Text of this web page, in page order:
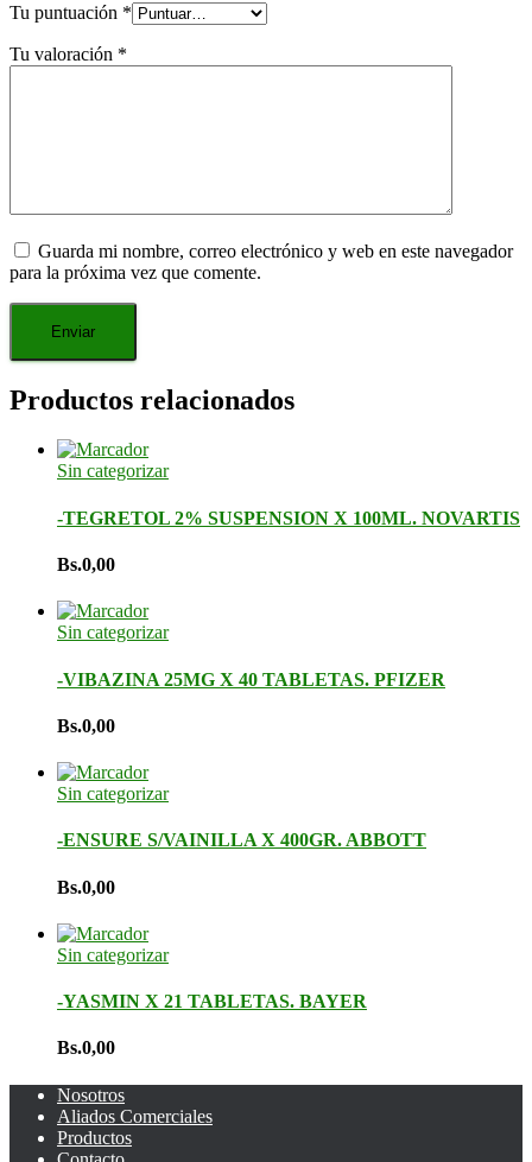
Tu puntuación *
Tu valoración *
Guarda mi nombre, correo electrónico y web en este navegador
para la próxima vez que comente.
Productos relacionados
Sin categorizar
-TEGRETOL 2% SUSPENSION X 100ML. NOVARTIS
Bs.0,00
Sin categorizar
-VIBAZINA 25MG X 40 TABLETAS. PFIZER
Bs.0,00
Sin categorizar
-ENSURE S/VAINILLA X 400GR. ABBOTT
Bs.0,00
Sin categorizar
-YASMIN X 21 TABLETAS. BAYER
Bs.0,00
Nosotros
Aliados Comerciales
Productos